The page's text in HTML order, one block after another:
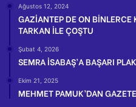
Ağustos 12, 2024
GAZİANTEP DE ON BİNLERCE
TARKAN İLE ÇOŞTU
Şubat 4, 2026
SEMRA İSABAŞ’A BAŞARI
Ekim 21, 2025
MEHMET PAMUK’DAN